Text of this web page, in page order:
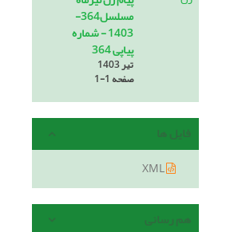
مسلسل364-
1403 - شماره
پیاپی 364
تیر 1403
صفحه1-1
فایل ها
XML
هم رسانی